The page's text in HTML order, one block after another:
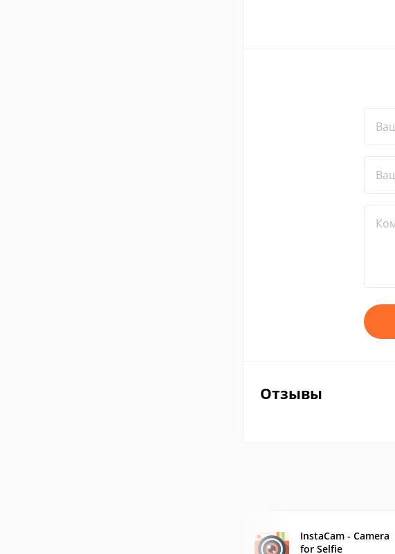
Отзывы
InstaCam - Camera
for Selfie